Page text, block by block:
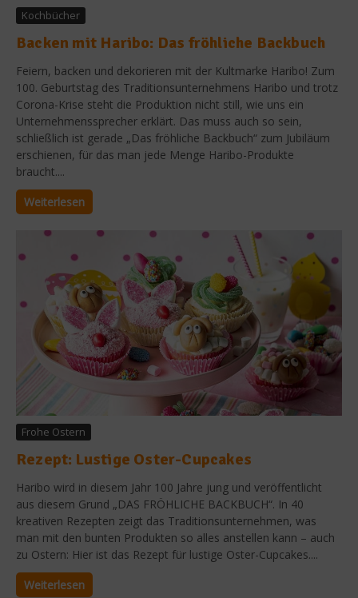
Kochbücher
Backen mit Haribo: Das fröhliche Backbuch
Feiern, backen und dekorieren mit der Kultmarke Haribo! Zum
100. Geburtstag des Traditionsunternehmens Haribo und trotz
Corona-Krise steht die Produktion nicht still, wie uns ein
Unternehmenssprecher erklärt. Das muss auch so sein,
schließlich ist gerade „Das fröhliche Backbuch“ zum Jubiläum
erschienen, für das man jede Menge Haribo-Produkte
braucht....
Weiterlesen
Frohe Ostern
Rezept: Lustige Oster-Cupcakes
Haribo wird in diesem Jahr 100 Jahre jung und veröffentlicht
aus diesem Grund „DAS FRÖHLICHE BACKBUCH“. In 40
kreativen Rezepten zeigt das Traditionsunternehmen, was
man mit den bunten Produkten so alles anstellen kann – auch
zu Ostern: Hier ist das Rezept für lustige Oster-Cupcakes....
Weiterlesen